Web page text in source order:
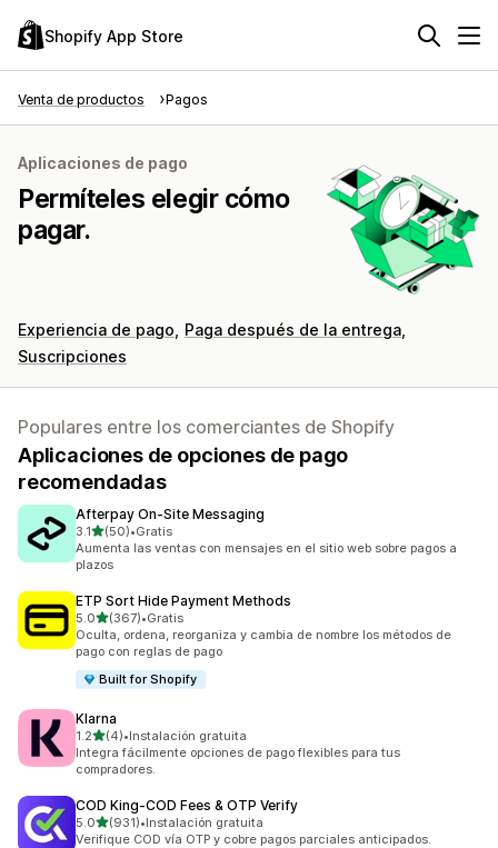
Shopify App Store
Venta de productos Pagos
Aplicaciones de pago
Permíteles elegir cómo
pagar.
Experiencia de pago
Paga después de la entrega
Suscripciones
Populares entre los comerciantes de Shopify
Aplicaciones de opciones de pago
recomendadas
Afterpay On‑Site Messaging
3.1de 5 estrellas
(50)
50 reseñas en total
•Gratis
Aumenta las ventas con mensajes en el sitio web sobre pagos a
plazos
ETP Sort Hide Payment Methods
5.0de 5 estrellas
(367)
367 reseñas en total
•Gratis
Oculta, ordena, reorganiza y cambia de nombre los métodos de
pago con reglas de pago
Built for Shopify
Klarna
1.2de 5 estrellas
(4)
4 reseñas en total
•Instalación gratuita
Integra fácilmente opciones de pago flexibles para tus
compradores.
COD King‑COD Fees & OTP Verify
5.0de 5 estrellas
(931)
931 reseñas en total
•Instalación gratuita
Verifique COD vía OTP y cobre pagos parciales anticipados.